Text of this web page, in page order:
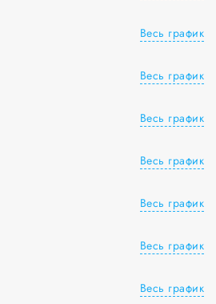
Весь график
Весь график
Весь график
Весь график
Весь график
Весь график
Весь график